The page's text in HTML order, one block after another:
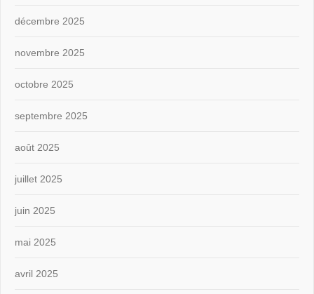
décembre 2025
novembre 2025
octobre 2025
septembre 2025
août 2025
juillet 2025
juin 2025
mai 2025
avril 2025